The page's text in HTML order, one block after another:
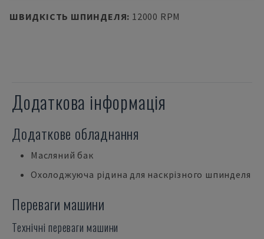
ШВИДКІСТЬ ШПИНДЕЛЯ: 12000 RPM
Додаткова інформація
Додаткове обладнання
Масляний бак
Охолоджуюча рідина для наскрізного шпинделя
Переваги машини
Технічні переваги машини